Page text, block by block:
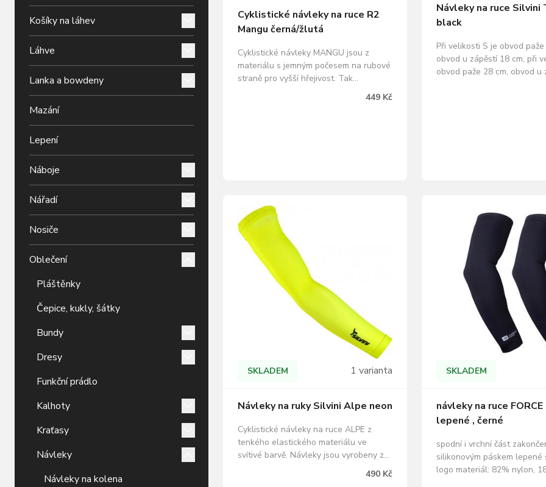
Košíky na láhev
Láhve
Lanka a bowdeny
Mazání
Lepení
Náboje
Nářadí
Nosiče
Oblečení
Pláštěnky
Čepice, kukly, šátky
Bundy
Dresy
Funkční prádlo
Kalhoty
Kraťasy
Návleky
Návleky na kolena
Cyklistické návleky na ruce R2
Mangu černá/žlutá
Cyklistické návleky MANGU jsou z
materiálu s jemným počesem na rubové
straně pro vyšší hřejivost. Tak
nezůstávejte doma ani když vám pěkné
449 Kč
Návleky na ruce Silvini
black
Při velikosti S je obvod paže
obvod u zápěstí 18 cm, při
obvod paže 28 cm, obvod u
cm, při velikosti L je obvod
SKLADEM 1 varianta
Návleky na ruky Silvini Alpe neon
Cyklistické návleky na ruce ALPE z
tenkého elastického materiálu ve
svítivé barvě. Návleky jsou vyrobeny z
zajištění maximální prodyšnosti, lehkosti
490 Kč
SKLADEM
návleky na ruce FORCE
lepené , černé
spodní i vrchní část
silikonovým páskem lepené
logo materiál: 82% nylon,